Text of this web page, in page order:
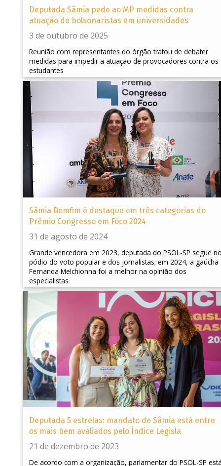
Deputada Sâmia pede ao MP medidas contra
atuação de bolsonaristas em universidades
3 de outubro de 2025
Reunião com representantes do órgão tratou de debater
medidas para impedir a atuação de provocadores contra os
estudantes
Sâmia Bomfim é destaque em três categorias do
Prêmio Congresso em Foco 2024
31 de agosto de 2024
Grande vencedora em 2023, deputada do PSOL-SP segue
pódio do voto popular e dos jornalistas; em 2024, a gaúcha
Fernanda Melchionna foi a melhor na opinião dos
especialistas
Deputada 5 estrelas: mandato de Sâmia está entre
os mais bem avaliados pelo Índice Legisla
21 de dezembro de 2023
De acordo com a organização, parlamentar do PSOL-SP